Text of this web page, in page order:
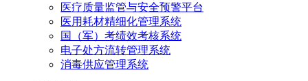
医疗质量监管与安全预警平台
医用耗材精细化管理系统
国（军）考绩效考核系统
电子处方流转管理系统
消毒供应管理系统